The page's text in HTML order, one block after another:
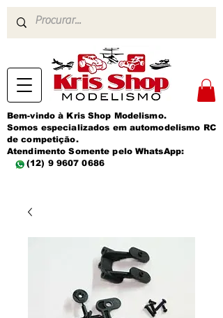
Bem-vindo à Kris Shop Modelismo.
Somos especializados em automodelismo RC
de competição.
Atendimento Somente pelo WhatsApp:
(12) 9 9607 0686